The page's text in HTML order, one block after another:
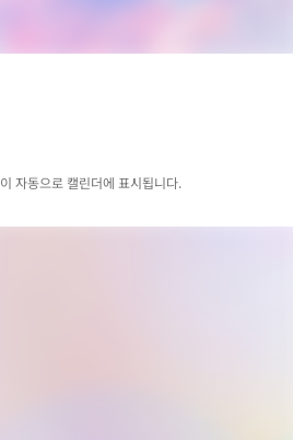
자동으로 캘린더에 표시됩니다.